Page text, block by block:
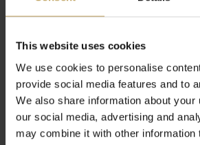
This website uses cookies
We use cookies to personalise
provide social media features and to
We also share information about your
our social media, advertising and
may combine it with other information
gezichtje!
En dan zijn we nog niet klaar met de
thee! Het is namelijk bewezen dat
kan hebben voor diabetes type 2. Dit